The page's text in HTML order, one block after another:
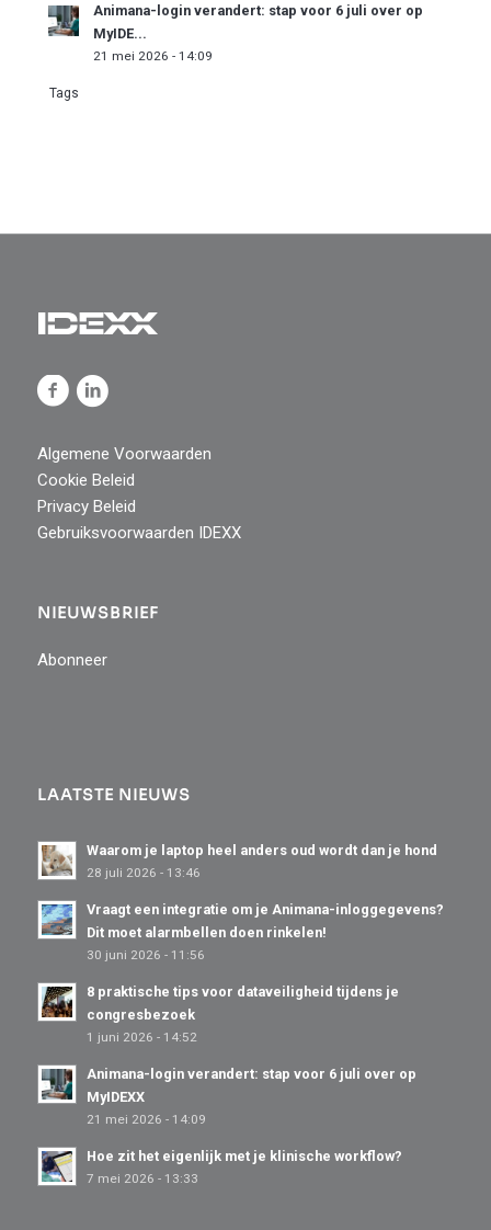
Animana-login verandert: stap voor 6 juli over op
MyIDE...
21 mei 2026 - 14:09
Tags
Algemene Voorwaarden
Cookie Beleid
Privacy Beleid
Gebruiksvoorwaarden IDEXX
NIEUWSBRIEF
Abonneer
LAATSTE NIEUWS
Waarom je laptop heel anders oud wordt dan je hond
28 juli 2026 - 13:46
Vraagt een integratie om je Animana-inloggegevens?
Dit moet alarmbellen doen rinkelen!
30 juni 2026 - 11:56
8 praktische tips voor dataveiligheid tijdens je
congresbezoek
1 juni 2026 - 14:52
Animana-login verandert: stap voor 6 juli over op
MyIDEXX
21 mei 2026 - 14:09
Hoe zit het eigenlijk met je klinische workflow?
7 mei 2026 - 13:33